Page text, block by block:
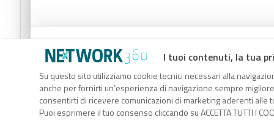
I tuoi contenuti, la tua
Su questo sito utilizziamo cookie tecnici necessari alla
anche per fornirti un’esperienza di navigazione sempre
consentirti di ricevere comunicazioni di marketing aderenti alle
Puoi esprimere il tuo consenso cliccando su ACCETTA TUTTI I
Codice Rss
Clicca sul pulsante per copiare il link RSS negli
RSS link